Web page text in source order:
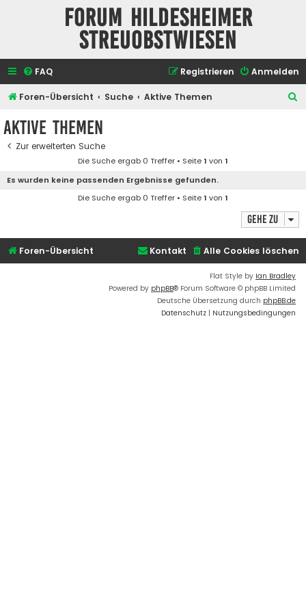
Forum Hildesheimer
Streuobstwiesen
FAQ Anmelden
Registrieren
Foren-Übersicht Suche Aktive Themen
Aktive Themen
Zur erweiterten Suche
Die Suche ergab 0 Treffer • Seite1 von 1
Es wurden keine passenden Ergebnisse gefunden.
Die Suche ergab 0 Treffer • Seite1 von 1
Gehe zu
Foren-Übersicht Alle Cookies löschen
Kontakt
Flat Style by Ian Bradley
Powered by phpBB® Forum Software © phpBB Limited
Deutsche Übersetzung durch phpBB.de
Datenschutz | Nutzungsbedingungen